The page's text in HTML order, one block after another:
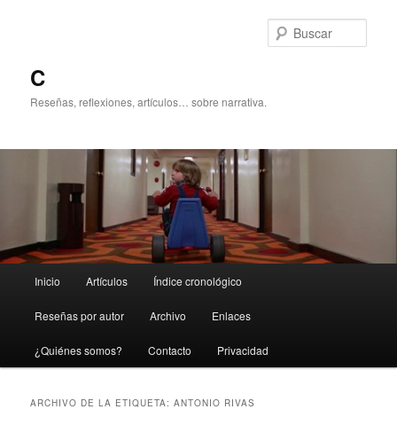
C
Reseñas, reflexiones, artículos… sobre narrativa.
principal
Inicio Artículos Índice cronológico
Reseñas por autor Archivo Enlaces
¿Quiénes somos? Contacto Privacidad
ARCHIVO DE LA ETIQUETA:ANTONIO RIVAS